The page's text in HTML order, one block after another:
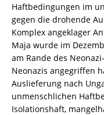
Haftbedingungen im
gegen die drohende
Komplex angeklager
Maja wurde im
am Rande des
Neonazis angegriffen
Auslieferung nach
unmenschlichen
Isolationshaft,